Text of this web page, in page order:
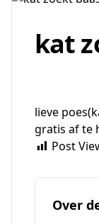
kat
lieve
gratis af te
Post
Over